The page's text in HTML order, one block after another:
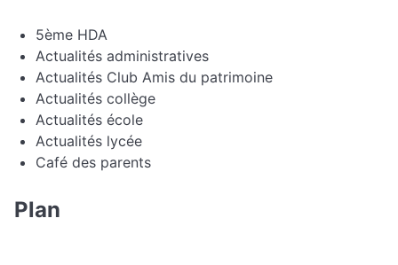
5ème HDA
Actualités administratives
Actualités Club Amis du patrimoine
Actualités collège
Actualités école
Actualités lycée
Café des parents
Plan